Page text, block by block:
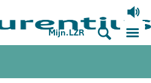
V
Mijn.LZR S M